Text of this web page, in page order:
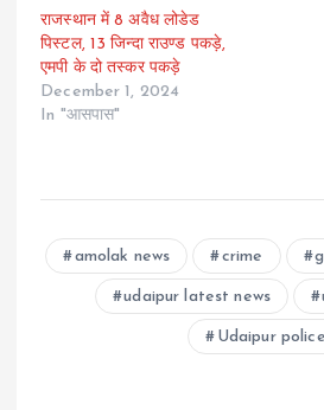
राजस्थान में 8 अवैध लोडेड
पिस्टल, 13 जिन्दा राउण्ड पकड़े,
एमपी के दो तस्कर पकड़े
December 1, 2024
In "आसपास"
amolak news crime
udaipur latest news
Udaipur police